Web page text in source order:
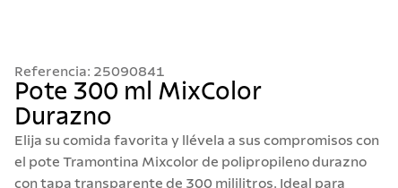
Referencia: 25090841
Pote 300 ml MixColor
Durazno
Elija su comida favorita y llévela a sus compromisos con
el pote Tramontina Mixcolor de polipropileno durazno
con tapa transparente de 300 mililitros. Ideal para
8.
solar
9.